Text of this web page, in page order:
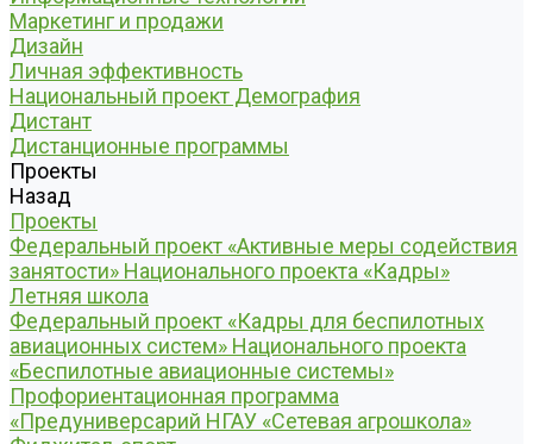
Маркетинг и продажи
Дизайн
Личная эффективность
Национальный проект Демография
Дистант
Дистанционные программы
Проекты
Назад
Проекты
Федеральный проект «Активные меры содействия
занятости» Национального проекта «Кадры»
Летняя школа
Федеральный проект «Кадры для беспилотных
авиационных систем» Национального проекта
«Беспилотные авиационные системы»
Профориентационная программа
«Предуниверсарий НГАУ «Сетевая агрошкола»